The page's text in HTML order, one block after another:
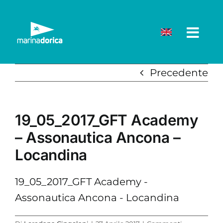
contenuto
Precedente
19_05_2017_GFT Academy
– Assonautica Ancona –
Locandina
19_05_2017_GFT Academy -
Assonautica Ancona - Locandina